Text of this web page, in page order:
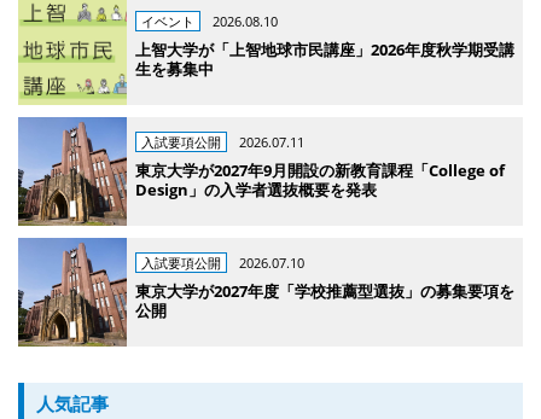
イベント 2026.08.10
上智大学が「上智地球市民講座」2026年度秋学期受講
生を募集中
入試要項公開 2026.07.11
東京大学が2027年9月開設の新教育課程「College of
Design」の入学者選抜概要を発表
入試要項公開 2026.07.10
東京大学が2027年度「学校推薦型選抜」の募集要項を
公開
人気記事